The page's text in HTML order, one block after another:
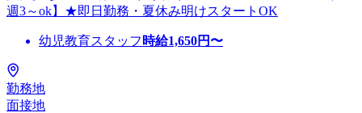
週3～ok】★即日勤務・夏休み明けスタートOK
幼児教育スタッフ 時給1,650円〜
勤務地
面接地